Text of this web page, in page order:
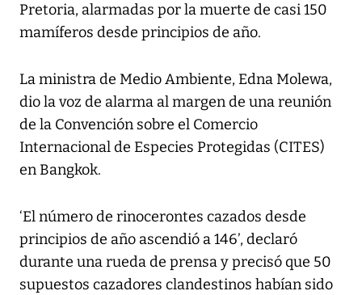
Pretoria, alarmadas por la muerte de casi 150
mamíferos desde principios de año.
La ministra de Medio Ambiente, Edna Molewa,
dio la voz de alarma al margen de una reunión
de la Convención sobre el Comercio
Internacional de Especies Protegidas (CITES)
en Bangkok.
‘El número de rinocerontes cazados desde
principios de año ascendió a 146’, declaró
durante una rueda de prensa y precisó que 50
supuestos cazadores clandestinos habían sido